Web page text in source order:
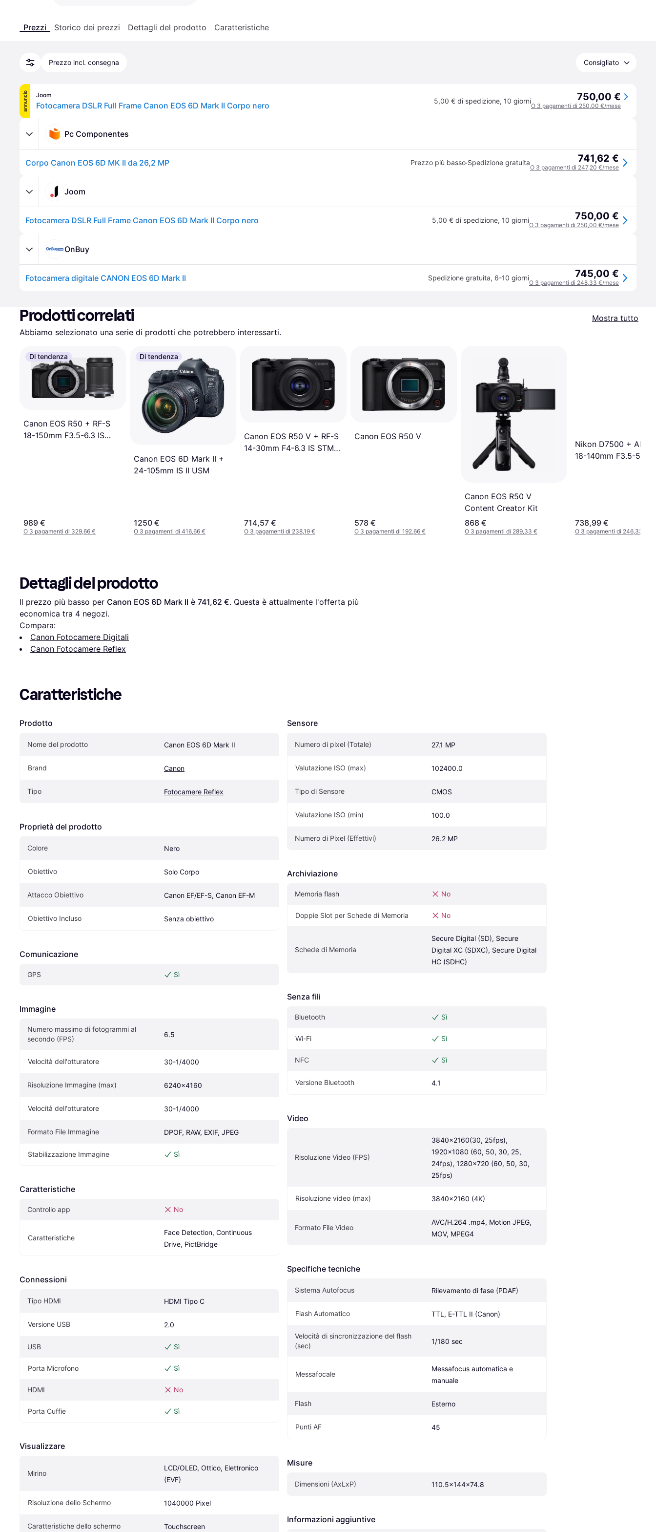
Prezzi Storico dei prezzi Dettagli del prodotto Caratteristiche
Prezzo incl. consegna Consigliato
annuncio Joom
Fotocamera DSLR Full Frame Canon EOS 6D Mark II Corpo nero 5,00 € di spedizione, 10 giorni 750,00 €
O 3 pagamenti di 250,00 €/mese
Pc Componentes
Corpo Canon EOS 6D MK II da 26,2 MP Prezzo più basso·Spedizione gratuita 741,62 €
O 3 pagamenti di 247,20 €/mese
Joom
Fotocamera DSLR Full Frame Canon EOS 6D Mark II Corpo nero 5,00 € di spedizione, 10 giorni 750,00 €
O 3 pagamenti di 250,00 €/mese
OnBuy
Fotocamera digitale CANON EOS 6D Mark II Spedizione gratuita, 6-10 giorni 745,00 €
O 3 pagamenti di 248,33 €/mese
Prodotti correlati
Mostra tutto
Abbiamo selezionato una serie di prodotti che potrebbero interessarti.
Di tendenza
Canon EOS R50 + RF-S
18-150mm F3.5-6.3 IS
989 €
O 3 pagamenti di 329,66 €
Di tendenza
Canon EOS 6D Mark II +
24-105mm IS II USM
1250 €
O 3 pagamenti di 416,66 €
Canon EOS R50 V + RF-S
14-30mm F4-6.3 IS STM
714,57 €
O 3 pagamenti di 238,19 €
Canon EOS R50 V
578 €
O 3 pagamenti di 192,66 €
Canon EOS R50 V
Content Creator Kit
868 €
O 3 pagamenti di 289,33 €
Nikon D7500 + AF-S
18-140mm F3.5-5.6G
738,99 €
O 3 pagamenti di 246,33 €
Dettagli del prodotto
Il prezzo più basso per Canon EOS 6D Mark II è 741,62 €. Questa è attualmente l'offerta più
economica tra 4 negozi.
Compara:
Canon Fotocamere Digitali
Canon Fotocamere Reflex
Caratteristiche
Prodotto
Nome del prodotto Canon EOS 6D Mark II
Brand Canon
Tipo Fotocamere Reflex
Proprietà del prodotto
Colore Nero
Obiettivo Solo Corpo
Attacco Obiettivo Canon EF/EF-S, Canon EF-M
Obiettivo Incluso Senza obiettivo
Comunicazione
GPS Sì
Immagine
Numero massimo di fotogrammi al
secondo (FPS)
6.5
Velocità dell'otturatore 30-1/4000
Risoluzione Immagine (max) 6240x4160
Velocità dell'otturatore 30-1/4000
Formato File Immagine DPOF, RAW, EXIF, JPEG
Stabilizzazione Immagine Sì
Caratteristiche
Controllo app No
Caratteristiche
Face Detection, Continuous
Drive, PictBridge
Connessioni
Tipo HDMI HDMI Tipo C
Versione USB 2.0
USB Sì
Porta Microfono Sì
HDMI No
Porta Cuffie Sì
Visualizzare
Mirino
LCD/OLED, Ottico, Elettronico
(EVF)
Risoluzione dello Schermo 1040000 Pixel
Caratteristiche dello schermo Touchscreen
Sensore
Numero di pixel (Totale) 27.1 MP
Valutazione ISO (max) 102400.0
Tipo di Sensore CMOS
Valutazione ISO (min) 100.0
Numero di Pixel (Effettivi) 26.2 MP
Archiviazione
Memoria flash No
Doppie Slot per Schede di Memoria No
Schede di Memoria
Secure Digital (SD), Secure
Digital XC (SDXC), Secure Digital
HC (SDHC)
Senza fili
Bluetooth Sì
Wi-Fi Sì
NFC Sì
Versione Bluetooth 4.1
Video
Risoluzione Video (FPS)
3840x2160(30, 25fps),
1920x1080 (60, 50, 30, 25,
24fps), 1280x720 (60, 50, 30,
25fps)
Risoluzione video (max) 3840x2160 (4K)
Formato File Video
AVC/H.264 .mp4, Motion JPEG,
MOV, MPEG4
Specifiche tecniche
Sistema Autofocus Rilevamento di fase (PDAF)
Flash Automatico TTL, E-TTL II (Canon)
Velocità di sincronizzazione del flash
(sec)
1/180 sec
Messafocale
Messafocus automatica e
manuale
Flash Esterno
Punti AF 45
Misure
Dimensioni (AxLxP) 110.5x144x74.8
Informazioni aggiuntive